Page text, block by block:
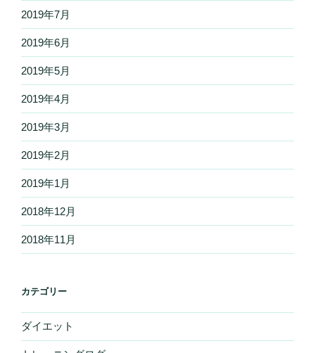
2019年7月
2019年6月
2019年5月
2019年4月
2019年3月
2019年2月
2019年1月
2018年12月
2018年11月
カテゴリー
ダイエット